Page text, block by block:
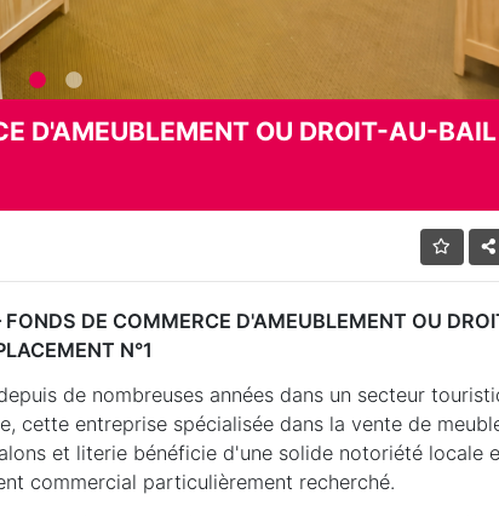
D'AMEUBLEMENT OU DROIT-AU-BAIL
FONDS DE COMMERCE D'AMEUBLEMENT OU
N°1
de nombreuses années dans un secteur
cette entreprise spécialisée dans la vente de
et literie bénéficie d'une solide notoriété locale
commercial particulièrement recherché.